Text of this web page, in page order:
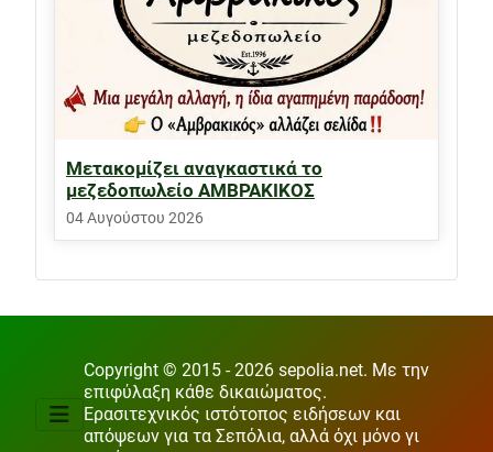
Μετακομίζει αναγκαστικά το
μεζεδοπωλείο ΑΜΒΡΑΚΙΚΟΣ
04 Αυγούστου 2026
Copyright © 2015 - 2026 sepolia.net. Με την
επιφύλαξη κάθε δικαιώματος.
Ερασιτεχνικός ιστότοπος ειδήσεων και
απόψεων για τα Σεπόλια, αλλά όχι μόνο γι